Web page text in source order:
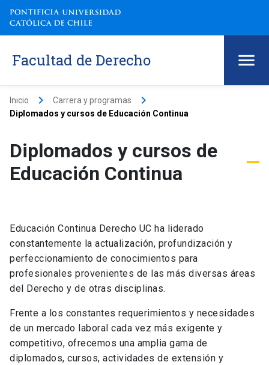
Facultad de Derecho
Inicio keyboard_arrow_right Carrera y programas keyboard_arrow_right
Diplomados y cursos de Educación Continua
Diplomados y cursos de
Educación Continua
Educación Continua Derecho UC ha liderado
constantemente la actualización, profundización y
perfeccionamiento de conocimientos para
profesionales provenientes de las más diversas áreas
del Derecho y de otras disciplinas.
Frente a los constantes requerimientos y necesidades
de un mercado laboral cada vez más exigente y
competitivo, ofrecemos una amplia gama de
diplomados, cursos, actividades de extensión y